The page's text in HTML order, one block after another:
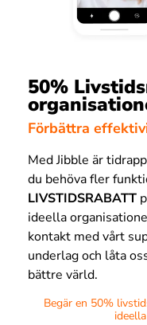
50%
Förbättra
Med Jibble är
du behöva fler
LIVSTIDSRABATT
ideella
kontakt med vårt
underlag och låta
bättre värld.
Begär en 50%